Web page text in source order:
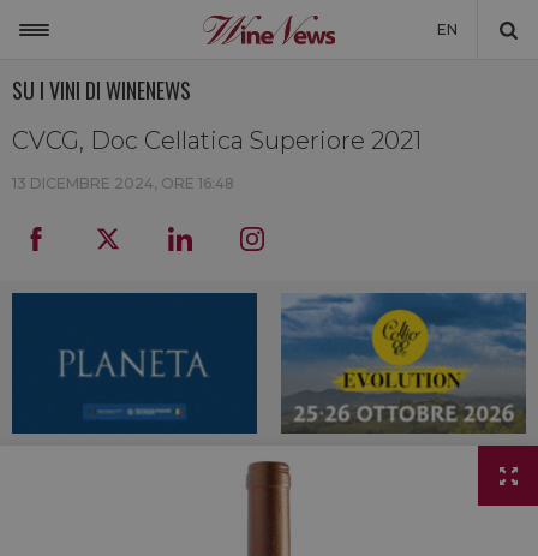
EN
MONDO
NON SOLO VINO
NEWSLETTER
DICONO DI NOI
SU I VINI DI WINENEWS
CVCG, Doc Cellatica Superiore 2021
13 DICEMBRE 2024, ORE 16:48